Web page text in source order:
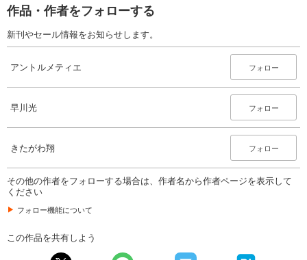
作品・作者をフォローする
新刊やセール情報をお知らせします。
アントルメティエ フォロー
早川光 フォロー
きたがわ翔 フォロー
その他の作者をフォローする場合は、作者名から作者ページを表示して
ください
フォロー機能について
この作品を共有しよう